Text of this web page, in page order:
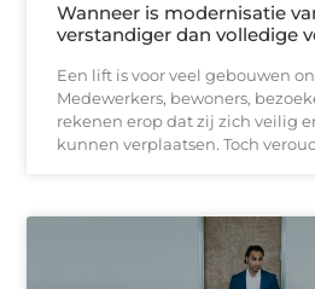
Wanneer is modernisatie
verstandiger dan volledige
Een lift is voor veel gebouwen
Medewerkers, bewoners,
rekenen erop dat zij zich veilig
kunnen verplaatsen. Toch